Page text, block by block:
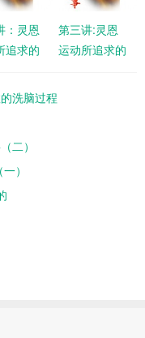
：灵恩
追求的
第三讲:灵恩
运动所追求的
洗脑过程
二）
）